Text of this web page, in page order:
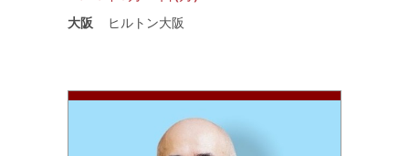
大阪 ヒルトン大阪